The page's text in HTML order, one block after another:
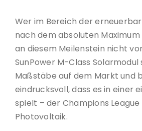
Wer im Bereich der
nach dem absoluten
an diesem Meilenstein nicht
SunPower M-Class Solarmodul
Maßstäbe auf dem Markt und
eindrucksvoll, dass es in einer
spielt – der Champions
Photovoltaik.